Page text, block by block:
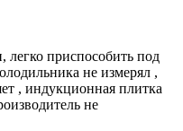
приспособить под
не измерял ,
, индукционная плитка
не